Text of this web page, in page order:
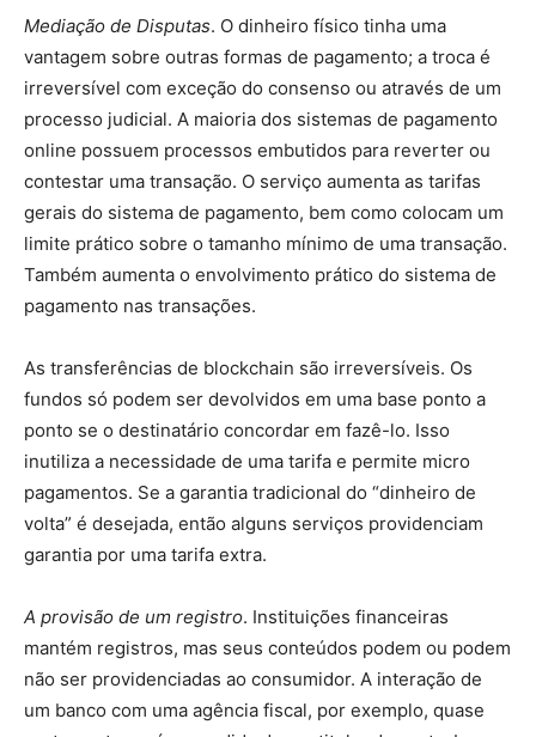
Mediação de Disputas. O dinheiro físico tinha uma
vantagem sobre outras formas de pagamento; a troca é
irreversível com exceção do consenso ou através de um
processo judicial. A maioria dos sistemas de pagamento
online possuem processos embutidos para reverter ou
contestar uma transação. O serviço aumenta as tarifas
gerais do sistema de pagamento, bem como colocam um
limite prático sobre o tamanho mínimo de uma transação.
Também aumenta o envolvimento prático do sistema de
pagamento nas transações.
As transferências de blockchain são irreversíveis. Os
fundos só podem ser devolvidos em uma base ponto a
ponto se o destinatário concordar em fazê-lo. Isso
inutiliza a necessidade de uma tarifa e permite micro
pagamentos. Se a garantia tradicional do “dinheiro de
volta” é desejada, então alguns serviços providenciam
garantia por uma tarifa extra.
A provisão de um registro. Instituições financeiras
mantém registros, mas seus conteúdos podem ou podem
não ser providenciadas ao consumidor. A interação de
um banco com uma agência fiscal, por exemplo, quase